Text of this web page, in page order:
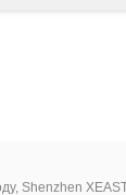
Shenzhen